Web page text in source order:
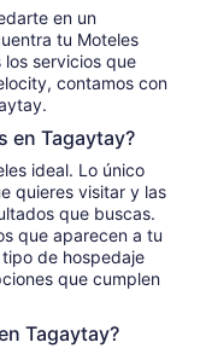
en un
tu Moteles
servicios que
contamos con
en Tagaytay?
ideal. Lo único
quieres visitar y las
que buscas.
que aparecen a tu
de hospedaje
que cumplen
Tagaytay?